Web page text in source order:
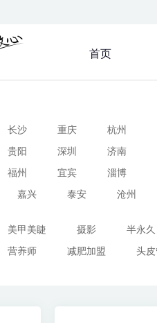
首页
长沙 重庆
杭州
贵阳 深圳
济南
福州 宜宾
淄博
嘉兴 泰安 沧州
美甲美睫 摄影
半永久
营养师 减肥加盟 头